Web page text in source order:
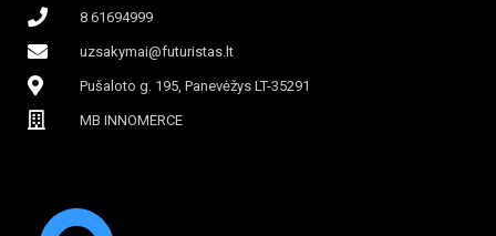
8 61694999
uzsakymai@futuristas.lt
Pušaloto g. 195, Panevėžys LT-35291
MB INNOMERCE